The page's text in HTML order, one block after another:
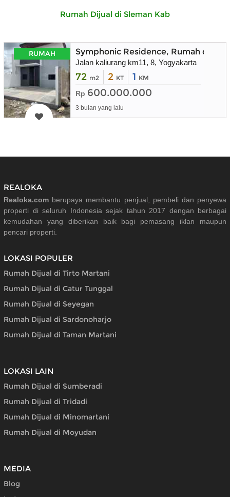
Rumah Dijual di Sleman Kab
RUMAH Symphonic Residence, Rumah dekat
Jalan kaliurang km11, 8, Yogyakarta
72 m2 2 KT 1 KM
Rp 600.000.000
3 bulan yang lalu
REALOKA
Realoka.com berupaya membantu penjual, pembeli dan penyewa
properti di seluruh Indonesia sejak tahun 2017 dengan berbagai
kemudahan yang diberikan baik bagi pemasang iklan maupun
pencari properti.
LOKASI POPULER
Rumah Dijual di Tirto Martani
Rumah Dijual di Catur Tunggal
Rumah Dijual di Seyegan
Rumah Dijual di Sardonoharjo
Rumah Dijual di Taman Martani
LOKASI LAIN
Rumah Dijual di Sumberadi
Rumah Dijual di Tridadi
Rumah Dijual di Minomartani
Rumah Dijual di Moyudan
MEDIA
Blog